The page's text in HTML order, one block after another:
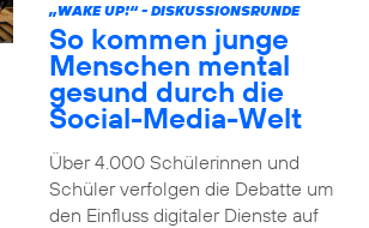
„WAKE UP!“ - DISKUSSIONSRUNDE
So kommen junge
Menschen mental
gesund durch die
Social-Media-Welt
Über 4.000 Schülerinnen und
Schüler verfolgen die Debatte um
den Einfluss digitaler Dienste auf